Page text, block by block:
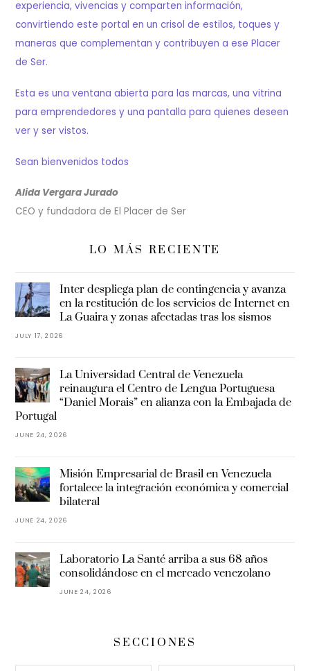
experiencia, vivencias y comparten información,
convirtiendo este portal en un crisol de estilos, toques y
maneras que complementan y contribuyen a ese Placer
de Ser.
Esta es una ventana abierta para las marcas, una vitrina
para emprendedores y una pantalla para quienes deseen
ver y ser vistos.
Sean bienvenidos todos
Alida Vergara Jurado
CEO y fundadora de El Placer de Ser
LO MÁS RECIENTE
Inter despliega plan de contingencia y avanza
en la restitución de los servicios de Internet en
La Guaira y zonas afectadas tras los sismos
JULY 17, 2026
La Universidad Central de Venezuela
reinaugura el Centro de Lengua Portuguesa
“Daniel Morais” en alianza con la Embajada de
Portugal
JUNE 24, 2026
Misión Empresarial de Brasil en Venezuela
fortalece la integración económica y comercial
bilateral
JUNE 24, 2026
Laboratorio La Santé arriba a sus 68 años
consolidándose en el mercado venezolano
JUNE 24, 2026
SECCIONES